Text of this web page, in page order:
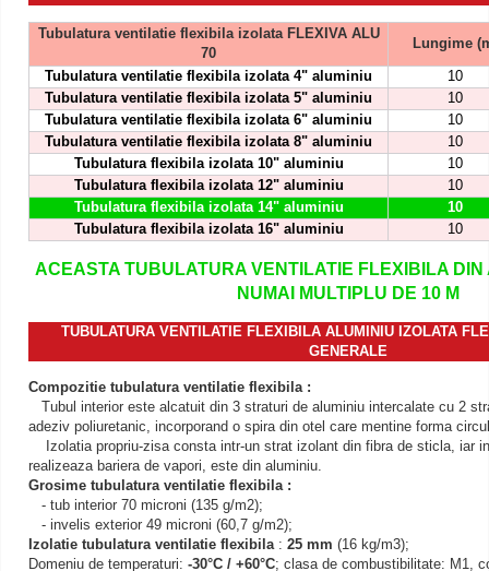
Tubulatura ventilatie flexibila izolata FLEXIVA ALU
70
Lungime
Tubulatura ventilatie flexibila izolata 4" aluminiu
10
Tubulatura ventilatie flexibila izolata 5" aluminiu
10
Tubulatura ventilatie flexibila izolata 6" aluminiu
10
Tubulatura ventilatie flexibila izolata 8" aluminiu
10
Tubulatura flexibila izolata 10" aluminiu
10
Tubulatura flexibila izolata 12" aluminiu
10
Tubulatura flexibila izolata 14" aluminiu
10
Tubulatura flexibila izolata 16" aluminiu 10
ACEASTA TUBULATURA VENTILATIE FLEXIBILA DIN
NUMAI MULTIPLU DE 10 M
TUBULATURA VENTILATIE FLEXIBILA ALUMINIU IZOLATA
GENERALE
Compozitie tubulatura ventilatie flexibila :
Tubul interior este alcatuit din 3 straturi de aluminiu intercalate cu 2
adeziv poliuretanic, incorporand o spira din otel care mentine forma
Izolatia propriu-zisa consta intr-un strat izolant din fibra de sticla, iar
realizeaza bariera de vapori, este din aluminiu.
Grosime tubulatura ventilatie flexibila :
- tub interior 70 microni (135 g/m2);
- invelis exterior 49 microni (60,7 g/m2);
Izolatie tubulatura ventilatie flexibila : 25 mm (16 kg/m3);
Domeniu de temperaturi: -30°C / +60°C; clasa de combustibilitate: M1,